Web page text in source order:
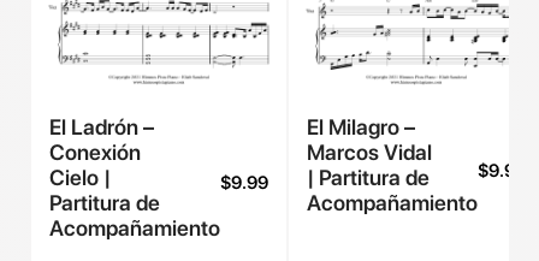
El Ladrón –
Conexión
Cielo |
Partitura de
Acompañamiento
$9.99
El Milagro –
Marcos Vidal
| Partitura de
Acompañamiento
$9.99